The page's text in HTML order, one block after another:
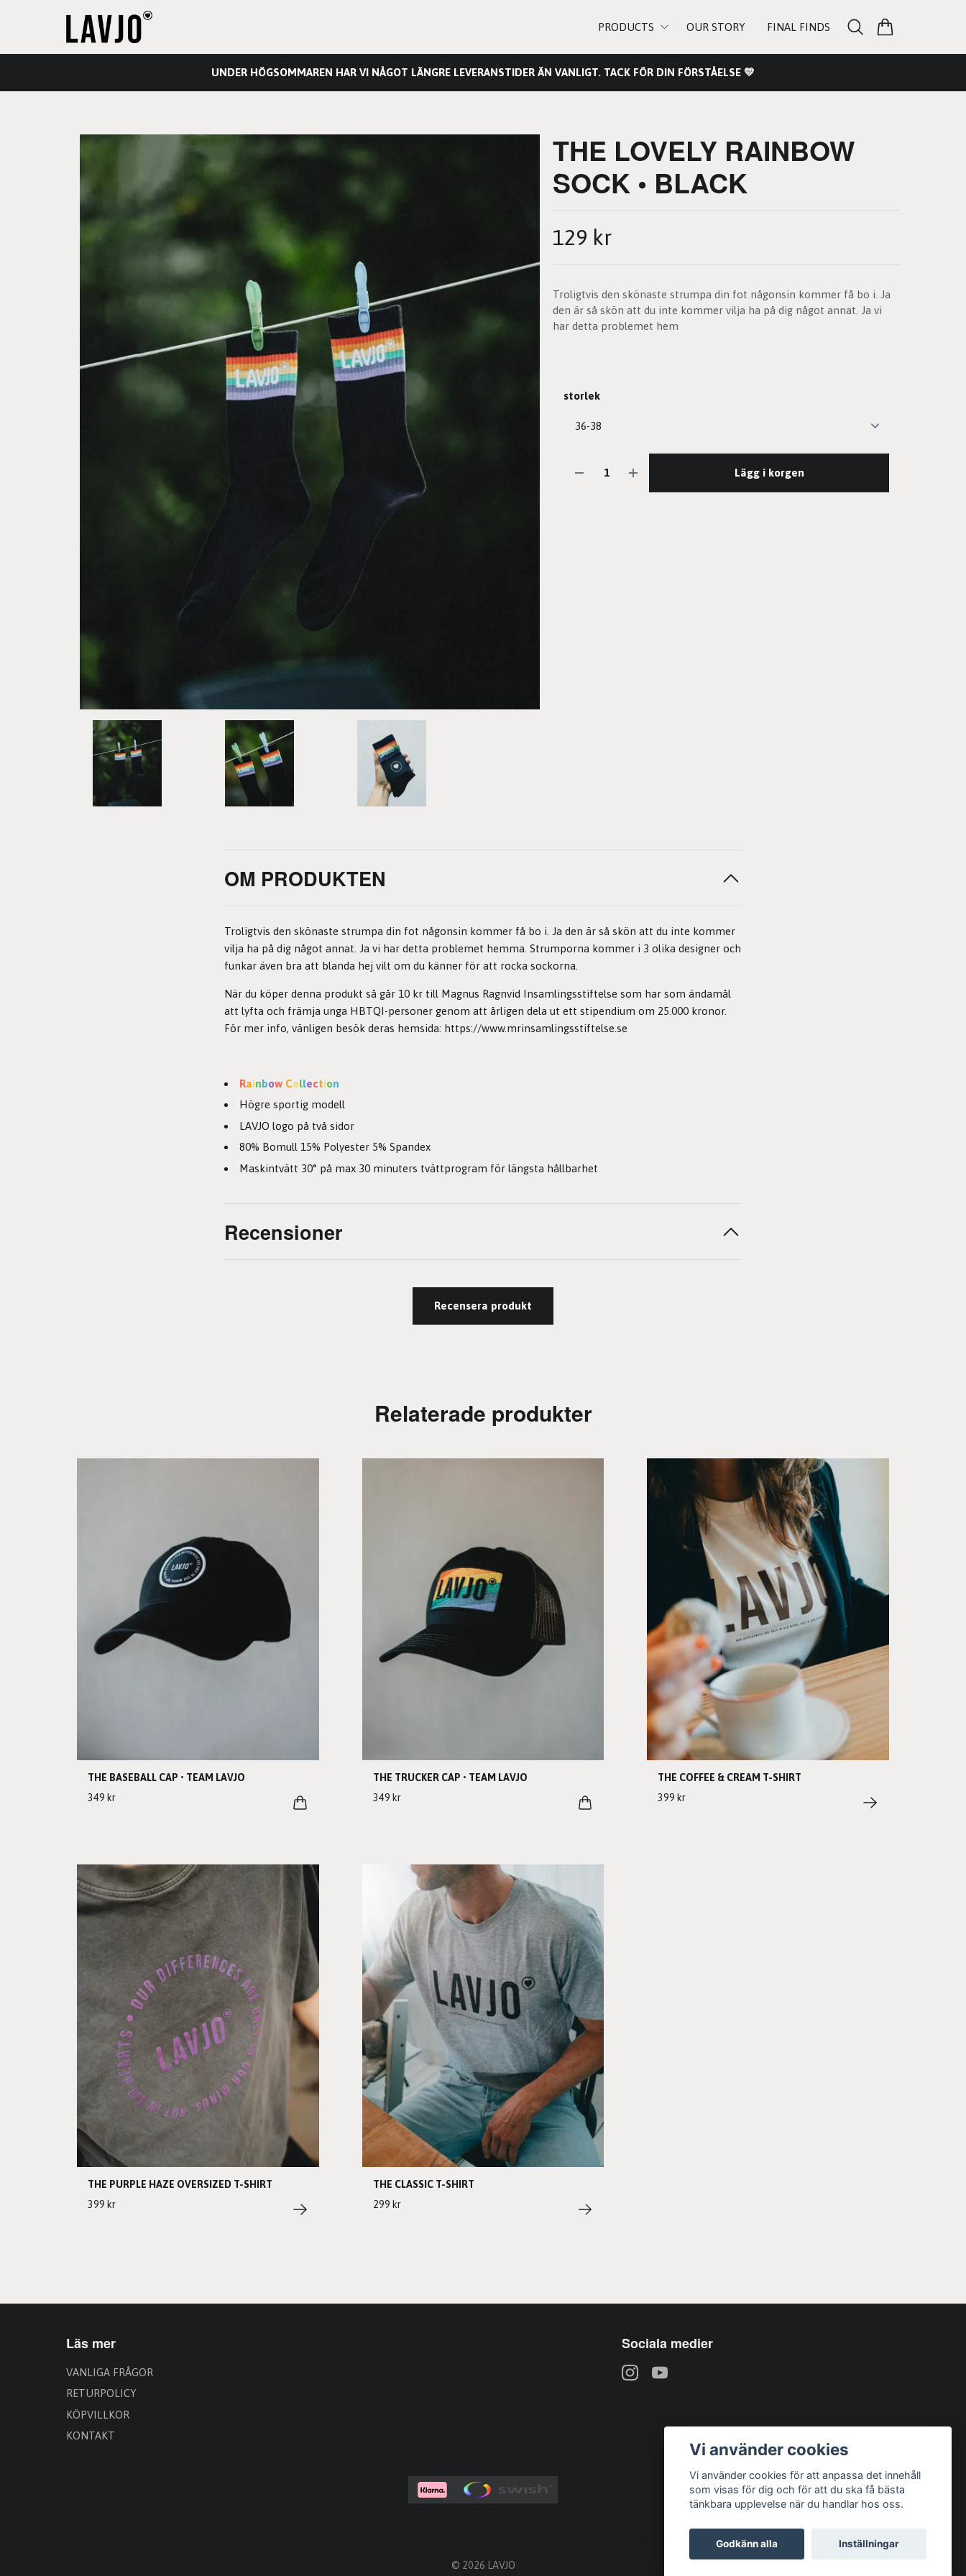
PRODUCTS OUR STORY FINAL FINDS
UNDER HÖGSOMMAREN HAR VI NÅGOT LÄNGRE LEVERANSTIDER ÄN VANLIGT. TACK FÖR DIN FÖRSTÅELSE 💛
THE LOVELY RAINBOW
SOCK • BLACK
129 kr
Troligtvis den skönaste strumpa din fot någonsin kommer få bo i. Ja
den är så skön att du inte kommer vilja ha på dig något annat. Ja vi
har detta problemet hem
storlek
Lägg i korgen
OM PRODUKTEN
Troligtvis den skönaste strumpa din fot någonsin kommer få bo i. Ja den är så skön att du inte kommer
vilja ha på dig något annat. Ja vi har detta problemet hemma. Strumporna kommer i 3 olika designer och
funkar även bra att blanda hej vilt om du känner för att rocka sockorna.
När du köper denna produkt så går 10 kr till Magnus Ragnvid Insamlingsstiftelse som har som ändamål
att lyfta och främja unga HBTQI-personer genom att årligen dela ut ett stipendium om 25.000 kronor.
För mer info, vänligen besök deras hemsida: https://www.mrinsamlingsstiftelse.se
Rainbow Collection
Högre sportig modell
LAVJO logo på två sidor
80% Bomull 15% Polyester 5% Spandex
Maskintvätt 30° på max 30 minuters tvättprogram för längsta hållbarhet
Recensioner
Recensera produkt
Relaterade produkter
THE BASEBALL CAP • TEAM LAVJO
349 kr
THE TRUCKER CAP • TEAM LAVJO
349 kr
THE COFFEE & CREAM T-SHIRT
399 kr
THE PURPLE HAZE OVERSIZED T-SHIRT
399 kr
THE CLASSIC T-SHIRT
299 kr
Läs mer
VANLIGA FRÅGOR
RETURPOLICY
KÖPVILLKOR
KONTAKT
Sociala medier
© 2026 LAVJO
Vi använder cookies
Vi använder cookies för att anpassa det innehåll
som visas för dig och för att du ska få bästa
tänkbara upplevelse när du handlar hos oss.
Godkänn alla Inställningar